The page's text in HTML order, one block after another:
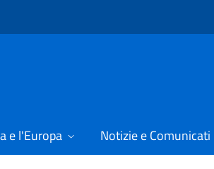
e l'Europa Notizie e Comunicati